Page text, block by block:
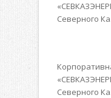
Северного
Северного